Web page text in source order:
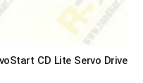
CD Lite Servo Drive